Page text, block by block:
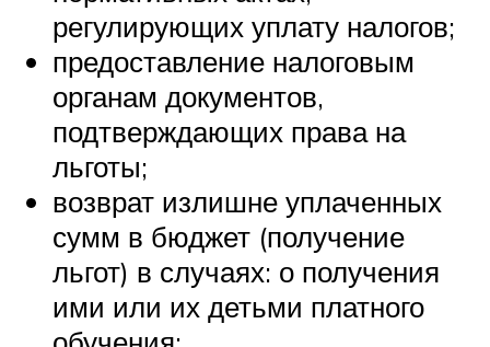
регулирующих уплату налогов;
предоставление налоговым
органам документов,
подтверждающих права на
льготы;
возврат излишне уплаченных
сумм в бюджет (получение
льгот) в случаях: о получения
ими или их детьми платного